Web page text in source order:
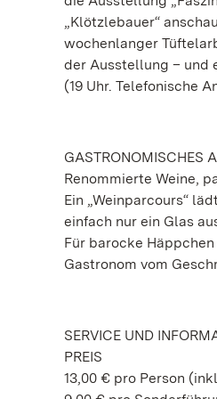
„Klötzlebauer“
wochenlanger
der Ausstellung – und
(19 Uhr. Telefonische
GASTRONOMISCHES
Renommierte Weine,
Ein „Weinparcours“
einfach nur ein Glas
Für barocke
Gastronom vom
SERVICE UND
PREIS
13,00 € pro Person